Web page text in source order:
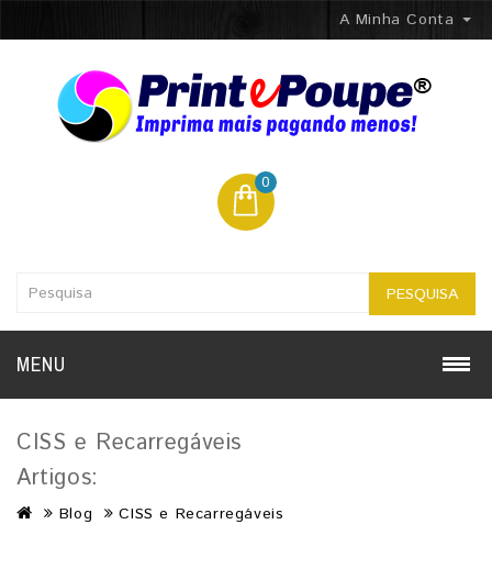
A Minha Conta
0
PESQUISA
MENU
CISS e Recarregáveis
Artigos:
Blog CISS e Recarregáveis